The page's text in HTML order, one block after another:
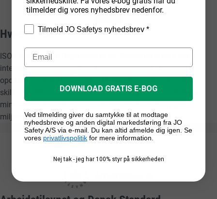
Hvad er ISO?
ISO (International Organization for Standardization) er en
internationale organisation, der arbejder med at skabe og
opdatere standarder. Standarder der sikrer f.eks. ensartet
skiltning, der forstås af alle uanset sprogkundskaber, dette
mindsker risikoen for personskade, sundhedsfare og
miljøforurening.
tilmelder dig vores nyhedsbrev nedenfor.
Tilmeld JO Safetys nyhedsbrev *
DOWNLOAD GRATIS E-BOG
Ved tilmelding giver du samtykke til at modtage
nyhedsbreve og anden digital markedsføring fra JO
Safety A/S via e-mail. Du kan altid afmelde dig igen. Se
vores privatlivspolitik for mere information.
Nej tak - jeg har 100% styr på sikkerheden